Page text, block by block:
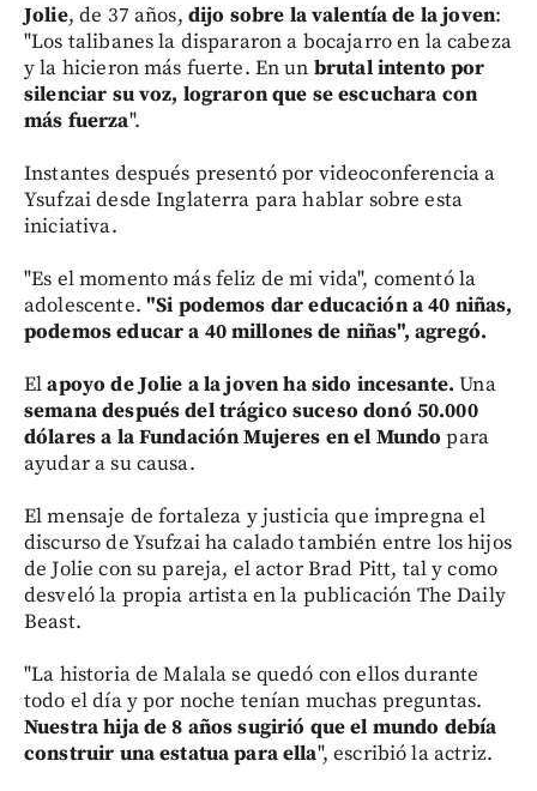
Jolie, de 37 años, dijo sobre la valentía de la joven:
"Los talibanes la dispararon a bocajarro en la cabeza
y la hicieron más fuerte. En un brutal intento por
silenciar su voz, lograron que se escuchara con
más fuerza".
Instantes después presentó por videoconferencia a
Ysufzai desde Inglaterra para hablar sobre esta
iniciativa.
"Es el momento más feliz de mi vida", comentó la
adolescente. "Si podemos dar educación a 40 niñas,
podemos educar a 40 millones de niñas", agregó.
Elapoyo de Jolie a la joven ha sido incesante. Una
semana después del trágico suceso donó 50.000
dólares a la Fundación Mujeres en el Mundo para
ayudar a su causa.
El mensaje de fortaleza y justicia que impregna el
discurso de Ysufzai ha calado también entre los hijos
de Jolie con su pareja, el actor Brad Pitt, tal y como
desveló la propia artista en la publicación The Daily
Beast.
"La historia de Malala se quedó con ellos durante
todo el día y por noche tenían muchas preguntas.
Nuestra hija de 8 años sugirió que el mundo debía
construir una estatua para ella", escribió la actriz.